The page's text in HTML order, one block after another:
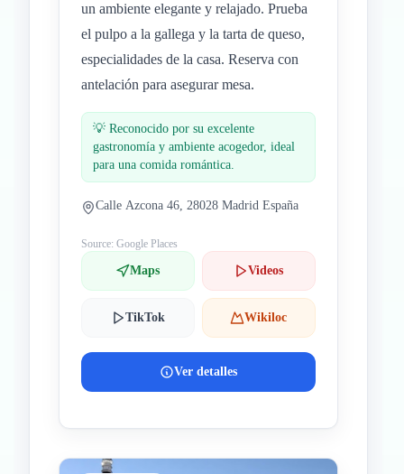
un ambiente elegante y relajado. Prueba
el pulpo a la gallega y la tarta de queso,
especialidades de la casa. Reserva con
antelación para asegurar mesa.
💡 Reconocido por su excelente
gastronomía y ambiente acogedor, ideal
para una comida romántica.
Calle Azcona 46, 28028 Madrid España
Source: Google Places
Maps Videos
TikTok Wikiloc
Ver detalles